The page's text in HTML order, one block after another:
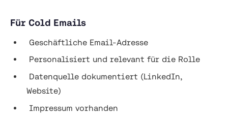
Für Cold Emails
Geschäftliche Email-Adresse
Personalisiert und relevant für die Rolle
Datenquelle dokumentiert (LinkedIn,
Website)
Impressum vorhanden